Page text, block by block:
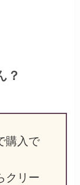
？
購入で
クリー